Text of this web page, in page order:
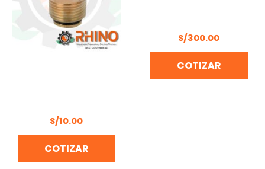
S/10.00
COTIZAR
S/300.00
COTIZAR